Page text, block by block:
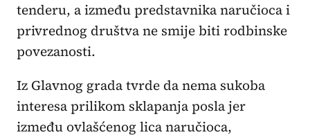
tenderu, a između predstavnika naručioca i
privrednog društva ne smije biti rodbinske
povezanosti.
Iz Glavnog grada tvrde da nema sukoba
interesa prilikom sklapanja posla jer
između ovlašćenog lica naručioca,